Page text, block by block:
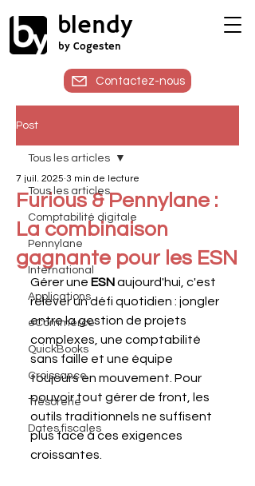
blendy
by Cogesten
Contactez-nous
Post
Tous les articles
Comptabilité digitale
Pennylane
International
Applications
eCommerce
QuickBooks
Croissance
Trésorerie
Dates fiscales
Tous les articles
Furious & Pennylane :
La combinaison
gagnante pour les ESN
7 juil. 2025 3 min de lecture
Gérer une ESN aujourd'hui, c'est
relever un défi quotidien : jongler
entre la gestion de projets
complexes, une comptabilité
sans faille et une équipe
toujours en mouvement. Pour
pouvoir tout gérer de front, les
outils traditionnels ne suffisent
plus face à ces exigences
croissantes.